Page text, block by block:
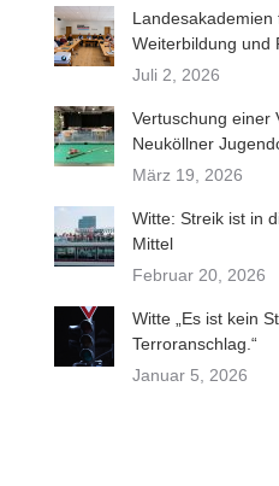
Landesakademien
Weiterbildung und
Juli 2, 2026
Vertuschung einer
Neuköllner
März 19, 2026
Witte: Streik ist in
Mittel
Februar 20, 2026
Witte „Es ist kein
Terroranschlag.“
Januar 5, 2026